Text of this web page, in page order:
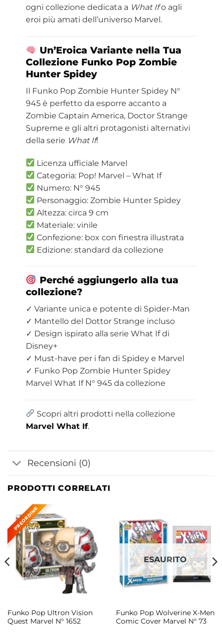
ogni collezione dedicata a What Ifo agli
eroi più amati dell’universo Marvel.
Un’Eroica Variante nella Tua
Collezione Funko Pop Zombie
Hunter Spidey
Il Funko Pop Zombie Hunter Spidey N°
945 è perfetto da esporre accanto a
Zombie Captain America, Doctor Strange
Supreme e gli altri protagonisti alternativi
della serie What If!
Licenza ufficiale Marvel
Categoria: Pop! Marvel – What If
Numero: N° 945
Personaggio: Zombie Hunter Spidey
Altezza: circa 9 cm
Materiale: vinile
Confezione: box con finestra illustrata
Edizione: standard da collezione
Perché aggiungerlo alla tua
collezione?
✓ Variante unica e potente di Spider-Man
✓ Mantello del Dottor Strange incluso
✓ Design ispirato alla serie What If di
Disney+
✓ Must-have per i fan di Spidey e Marvel
✓ Funko Pop Zombie Hunter Spidey
Marvel What If N° 945 da collezione
Scopri altri prodotti nella collezione
Marvel What If.
Recensioni (0)
PRODOTTI CORRELATI
Funko Pop Ultron Vision
Quest Marvel N° 1652
ESAURITO
Funko Pop Wolverine X-Men
Comic Cover Marvel N° 73